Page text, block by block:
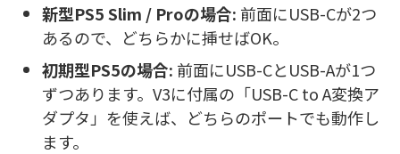
新型PS5 Slim / Proの場合: 前面にUSB-Cが2つ
あるので、どちらかに挿せばOK。
初期型PS5の場合: 前面にUSB-CとUSB-Aが1つ
ずつあります。V3に付属の「USB-C to A変換ア
ダプタ」を使えば、どちらのポートでも動作し
ます。